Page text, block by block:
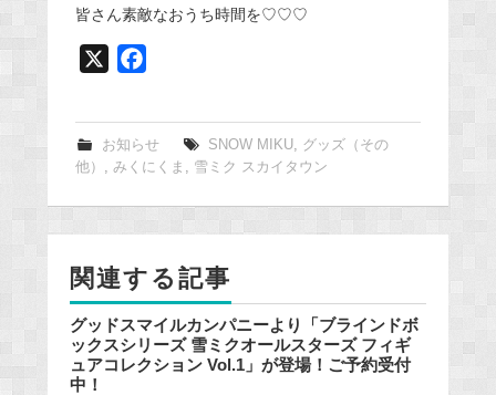
皆さん素敵なおうち時間を♡♡♡
e
b
o
o
お知らせ SNOW MIKU, グッズ（その
他）
みくにくま 雪ミク スカイタウン
関連する記事
グッドスマイルカンパニーより「ブラインドボ
ックスシリーズ 雪ミクオールスターズ フィギ
ュアコレクション Vol.1」が登場！ご予約受付
中！